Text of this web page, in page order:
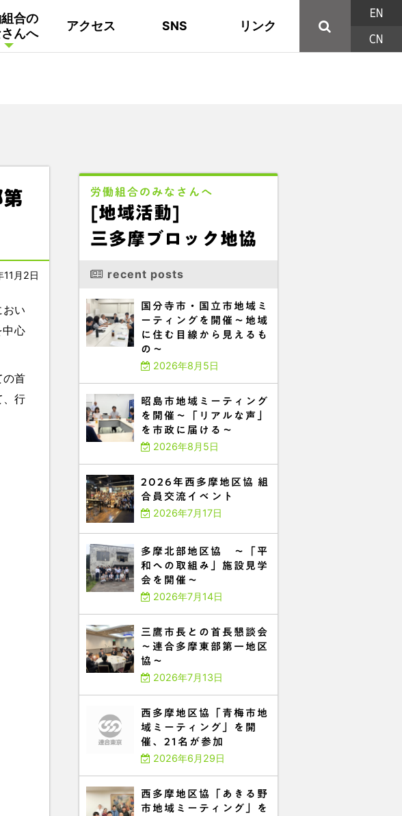
44の構成組織 主な取り組み
合の
んへ
地域活動 資料
アクセス
東部ブロック地協 西北ブロック
SNS
YouTube X/Twitter
リンク
EN
CN
月2日
い
心
の首
、行
労働組合のみなさんへ
[地域活動]
三多摩ブロック地協
recent posts
国分寺市・国立市地域ミ
ーティングを開催～地域
に住む目線から見えるも
の～
2026年8月5日
昭島市地域ミーティング
を開催～「リアルな声」
を市政に届ける～
2026年8月5日
2026年西多摩地区協 組
合員交流イベント
2026年7月17日
多摩北部地区協 ～「平
和への取組み」施設見学
会を開催～
2026年7月14日
三鷹市長との首長懇談会
～連合多摩東部第一地区
協～
2026年7月13日
西多摩地区協「青梅市地
域ミーティング」を開
催、21名が参加
2026年6月29日
西多摩地区協「あきる野
市地域ミーティング」を